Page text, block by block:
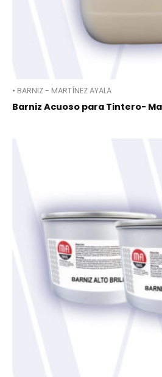
• BARNIZ - MARTÍNEZ AYALA
Barniz Acuoso para Tintero-